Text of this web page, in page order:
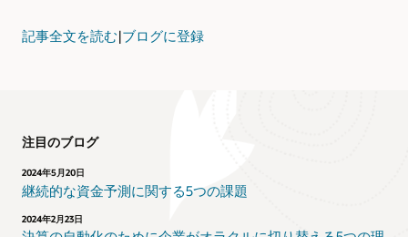
記事全文を読む|ブログに登録
注目のブログ
2024年5月20日
継続的な資金予測に関する5つの課題
2024年2月23日